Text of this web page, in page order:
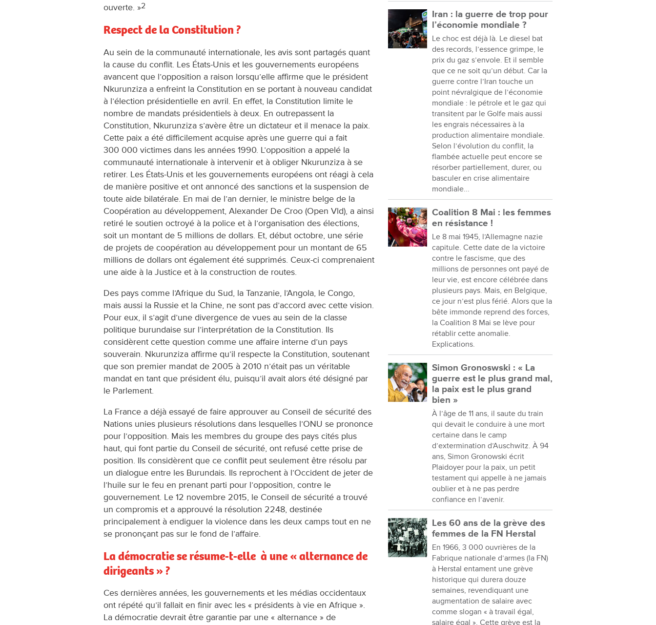
ouverte. »2
Respect de la Constitution ?
Au sein de la communauté internationale, les avis sont partagés quant
la cause du conflit. Les États-Unis et les gouvernements européens
avancent que l’opposition a raison lorsqu’elle affirme que le président
Nkurunziza a enfreint la Constitution en se portant à nouveau candidat
à l’élection présidentielle en avril. En effet, la Constitution limite le
nombre de mandats présidentiels à deux. En outrepassent la
Constitution, Nkurunziza s’avère être un dictateur et il menace la paix.
Cette paix a été difficilement acquise après une guerre qui a fait
300 000 victimes dans les années 1990. L’opposition a appelé la
communauté internationale à intervenir et à obliger Nkurunziza à se
retirer. Les États-Unis et les gouvernements européens ont réagi à cela
de manière positive et ont annoncé des sanctions et la suspension de
toute aide bilatérale. En mai de l’an dernier, le ministre belge de la
Coopération au développement, Alexander De Croo (Open Vld), a ainsi
retiré le soutien octroyé à la police et à l’organisation des élections,
soit un montant de 5 millions de dollars. Et, début octobre, une série
de projets de coopération au développement pour un montant de 65
millions de dollars ont également été supprimés. Ceux-ci comprenaient
une aide à la Justice et à la construction de routes.
Des pays comme l’Afrique du Sud, la Tanzanie, l’Angola, le Congo,
mais aussi la Russie et la Chine, ne sont pas d’accord avec cette vision.
Pour eux, il s’agit d’une divergence de vues au sein de la classe
politique burundaise sur l’interprétation de la Constitution. Ils
considèrent cette question comme une affaire interne d’un pays
souverain. Nkurunziza affirme qu’il respecte la Constitution, soutenant
que son premier mandat de 2005 à 2010 n’était pas un véritable
mandat en tant que président élu, puisqu’il avait alors été désigné par
le Parlement.
La France a déjà essayé de faire approuver au Conseil de sécurité des
Nations unies plusieurs résolutions dans lesquelles l’ONU se prononce
pour l’opposition. Mais les membres du groupe des pays cités plus
haut, qui font partie du Conseil de sécurité, ont refusé cette prise de
position. Ils considèrent que ce conflit peut seulement être résolu par
un dialogue entre les Burundais. Ils reprochent à l’Occident de jeter de
l’huile sur le feu en prenant parti pour l’opposition, contre le
gouvernement. Le 12 novembre 2015, le Conseil de sécurité a trouvé
un compromis et a approuvé la résolution 2248, destinée
principalement à endiguer la violence dans les deux camps tout en ne
se prononçant pas sur le fond de l’affaire.
La démocratie se résume-t-elle à une « alternance de
dirigeants » ?
Ces dernières années, les gouvernements et les médias occidentaux
ont répété qu’il fallait en finir avec les « présidents à vie en Afrique ».
La démocratie devrait être garantie par une « alternance » de
Iran : la guerre de trop pour
l’économie mondiale ?
Le choc est déjà là. Le diesel bat
des records, l’essence grimpe, le
prix du gaz s’envole. Et il semble
que ce ne soit qu’un début. Car la
guerre contre l’Iran touche un
point névralgique de l’économie
mondiale : le pétrole et le gaz qui
transitent par le Golfe mais aussi
les engrais nécessaires à la
production alimentaire mondiale.
Selon l’évolution du conflit, la
flambée actuelle peut encore se
résorber partiellement, durer, ou
basculer en crise alimentaire
mondiale...
Coalition 8 Mai : les femmes
en résistance !
Le 8 mai 1945, l’Allemagne nazie
capitule. Cette date de la victoire
contre le fascisme, que des
millions de personnes ont payé de
leur vie, est encore célébrée dans
plusieurs pays. Mais, en Belgique,
ce jour n’est plus férié. Alors que la
bête immonde reprend des forces,
la Coalition 8 Mai se lève pour
rétablir cette anomalie.
Explications.
Simon Gronoswski : « La
guerre est le plus grand mal,
la paix est le plus grand
bien »
À l’âge de 11 ans, il saute du train
qui devait le conduire à une mort
certaine dans le camp
d’extermination d’Auschwitz. À 94
ans, Simon Gronowski écrit
Plaidoyer pour la paix, un petit
testament qui appelle à ne jamais
oublier et à ne pas perdre
confiance en l’avenir.
Les 60 ans de la grève des
femmes de la FN Herstal
En 1966, 3 000 ouvrières de la
Fabrique nationale d’armes (la FN)
à Herstal entament une grève
historique qui durera douze
semaines, revendiquant une
augmentation de salaire avec
comme slogan « à travail égal,
salaire égal ». Cette grève est la